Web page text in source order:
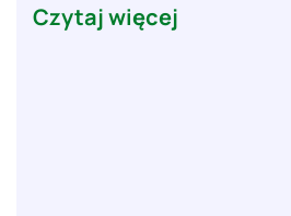
Czytaj więcej